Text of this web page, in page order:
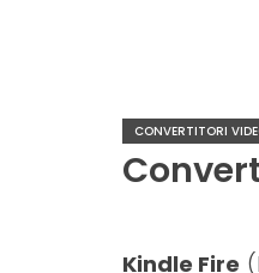
CONVERTITORI
Kindle Fire